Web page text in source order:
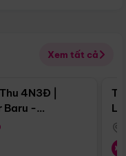
Xem tất cả
Điểm nổi bật
4N3Đ |
Baru -